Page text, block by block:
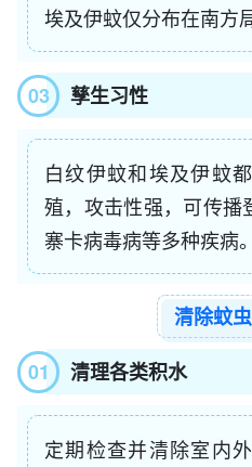
埃及伊蚊仅分布在南方
03 孳生习性
白纹伊蚊和埃及伊蚊
殖，攻击性强，可传播
寨卡病毒病等多种疾病。
清除蚊
01
清理各类积水
定期检查并清除室内